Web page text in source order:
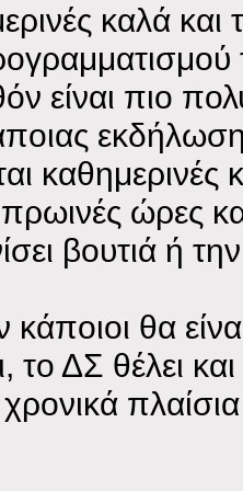
καλά
είναι πιο
καθημερινές
ώρες
βουτιά ή
κάποιοι θα
το ΔΣ θέλει